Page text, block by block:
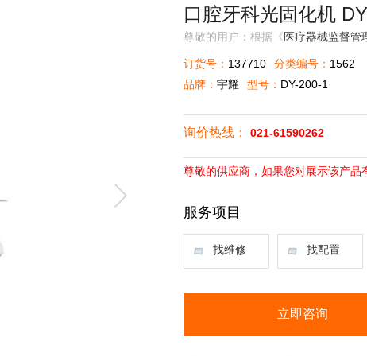
口腔牙科光固化机
尊敬的用户：根据《医疗器械监督管
订货号： 137710 分类编号： 1562
品牌： 宇耀 型号： DY-200-1
询价热线： 021-61590262
尊敬的供应商，如果您对展示该产品
服务项目
找维修 找配置
立即咨询